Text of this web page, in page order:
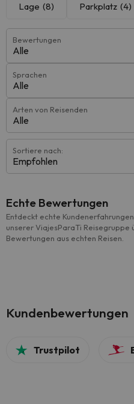
Lage (8) Parkplatz (4)
Bewertungen
Alle
Sprachen
Alle
Arten von Reisenden
Alle
Sortiere nach:
Empfohlen
Echte Bewertungen
Entdeckt echte
unserer ViajesParaTi Reisegruppe
Bewertungen aus echten Reisen.
Kundenbewertungen
Trustpilot